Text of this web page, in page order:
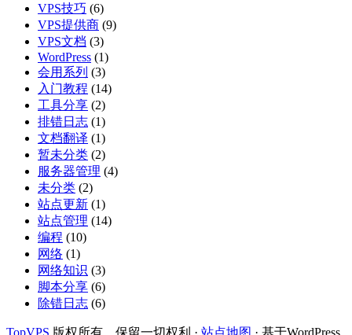
VPS技巧 (6)
VPS提供商 (9)
VPS文档 (3)
WordPress (1)
会用系列 (3)
入门教程 (14)
工具分享 (2)
排错日志 (1)
文档翻译 (1)
暂未分类 (2)
服务器管理 (4)
未分类 (2)
站点更新 (1)
站点管理 (14)
编程 (10)
网络 (1)
网络知识 (3)
脚本分享 (6)
除错日志 (6)
TopVPS 版权所有，保留一切权利 · 站点地图 · 基于WordPress